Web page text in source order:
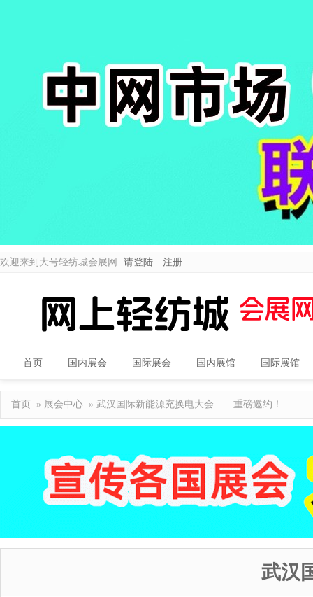
欢迎来到大号轻纺城会展网 请登陆 注册
首页 国内展会 国际展会 国内展馆 国际展馆
首页 » 展会中心 » 武汉国际新能源充换电大会——重磅邀约！
武汉